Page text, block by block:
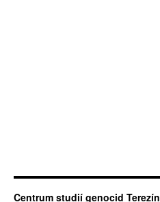
Centrum studií genocid Terezín